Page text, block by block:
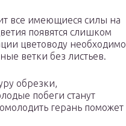
все имеющиеся силы на
появятся слишком
цветоводу необходимо
ветки без листьев.
обрезки,
побеги станут
герань поможет